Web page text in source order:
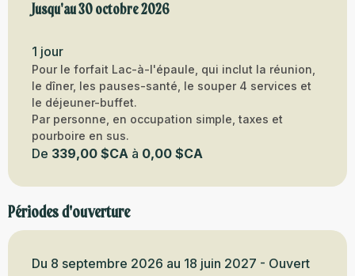
Du31 mai 2026au30 octobre 2026
Jusqu'au30 octobre 2026
1 jour
Pour le forfait Lac-à-l'épaule, qui inclut la réunion,
le dîner, les pauses-santé, le souper 4 services et
le déjeuner-buffet.
Par personne, en occupation simple, taxes et
pourboire en sus.
De 339,00 $CA à 0,00 $CA
Périodes d'ouverture
Du 8 septembre 2026 au 18 juin 2027 - Ouvert